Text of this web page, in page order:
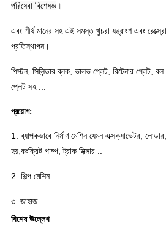
পরিষেবা বিশেষজ্ঞ।
এবং শীর্ষ মানের সহ এই সমস্ত খুচরা যন্ত্রাংশ এবং
প্রতিস্থাপন।
পিস্টন, সিলিন্ডার ব্লক, ভালভ প্লেট, রিটেনার প্লেট,
প্লেট সহ ...
প্রয়োগ:
1. ব্যাপকভাবে নির্মাণ মেশিন যেমন এক্সক্যাভেটর,
হয়,কংক্রিট পাম্প, ট্রাক মিক্সার ..
2. শিল্প মেশিন
৩. জাহাজ
বিশেষ উল্লেখ